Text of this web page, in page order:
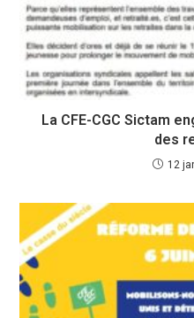
La CFE-CGC Sictam
des
12